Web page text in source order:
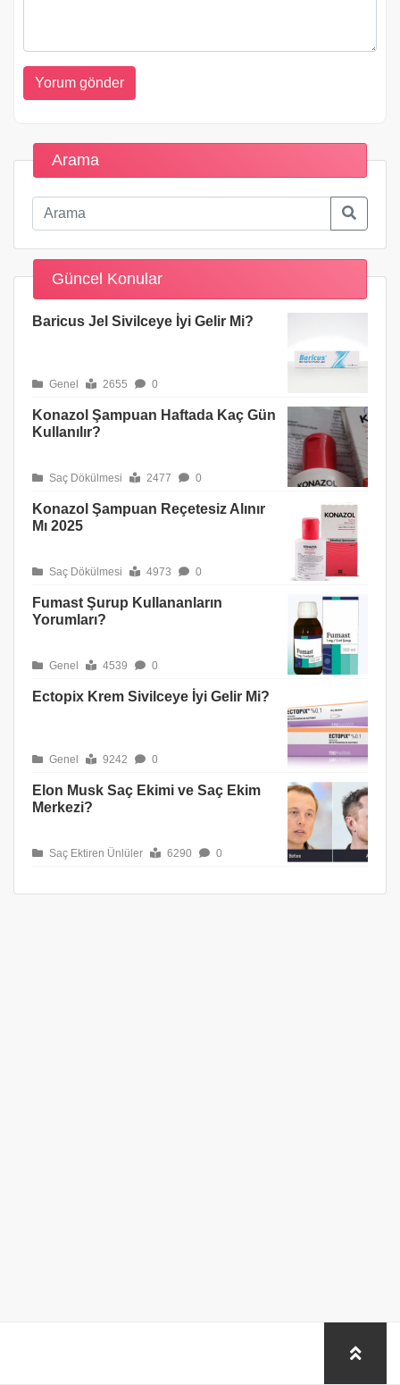
Arama
Güncel Konular
Baricus Jel Sivilceye İyi Gelir Mi?
Genel 2655 0
Konazol Şampuan Haftada Kaç Gün
Kullanılır?
Saç Dökülmesi 2477 0
Konazol Şampuan Reçetesiz Alınır
Mı 2025
Saç Dökülmesi 4973 0
Fumast Şurup Kullananların
Yorumları?
Genel 4539 0
Ectopix Krem Sivilceye İyi Gelir Mi?
Genel 9242 0
Elon Musk Saç Ekimi ve Saç Ekim
Merkezi?
Saç Ektiren Ünlüler 6290 0